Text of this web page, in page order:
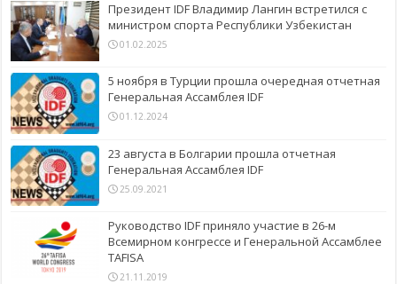
Президент IDF Владимир Лангин встретился с
министром спорта Республики Узбекистан
01.02.2025
5 ноября в Турции прошла очередная отчетная
Генеральная Ассамблея IDF
01.12.2024
23 августа в Болгарии прошла отчетная
Генеральная Ассамблея IDF
25.09.2021
Руководство IDF приняло участие в 26-м
Всемирном конгрессе и Генеральной Ассамблее
TAFISA
21.11.2019